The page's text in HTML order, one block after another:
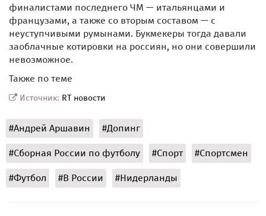
финалистами последнего ЧМ — итальянцами и
французами, а также со вторым составом — с
неуступчивыми румынами. Букмекеры тогда давали
заоблачные котировки на россиян, но они совершили
невозможное.
Также по теме
Источник: RT новости
#Андрей Аршавин #Допинг
#Сборная России по футболу #Спорт #Спортсмен
#Футбол #В России #Нидерланды